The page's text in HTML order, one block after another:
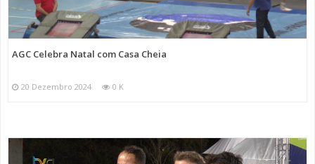
AGC Celebra Natal com Casa Cheia
20 Dezembro 2024 0 K